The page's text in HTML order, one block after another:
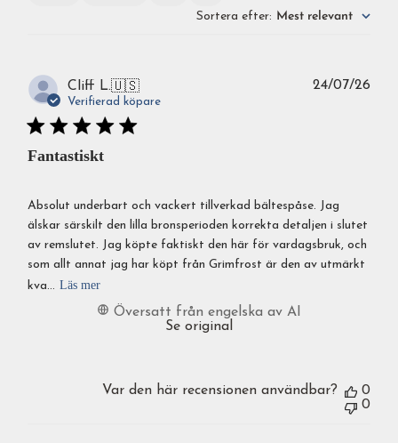
Sortera efter: Mest relevant
Cliff L.🇺🇸
Verifierad köpare
Fantastiskt
Absolut underbart och vackert tillverkad bältespåse. Jag
älskar särskilt den lilla bronsperioden korrekta detaljen i slutet
av remslutet. Jag köpte faktiskt den här för vardagsbruk, och
som allt annat jag har köpt från Grimfrost är den av utmärkt
kva... Läs mer
Översatt från engelska av AI
Se original
24/07/26
Var den här recensionen användbar?
0
0